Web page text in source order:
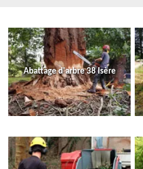
Abattage d'arbre 38 Isère